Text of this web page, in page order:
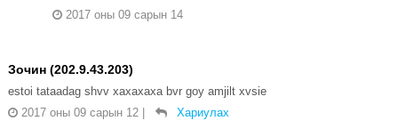
2017 оны 09 сарын 14
Зочин (202.9.43.203)
estoi tataadag shvv xaxaxaxa bvr goy amjilt xvsie
2017 оны 09 сарын 12
Хариулах